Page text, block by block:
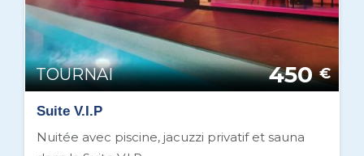
TOURNAI 450 €
Suite V.I.P
Nuitée avec piscine, jacuzzi privatif et sauna